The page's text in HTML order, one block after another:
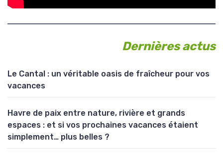
Dernières actus
Le Cantal : un véritable oasis de fraîcheur pour vos
vacances
Havre de paix entre nature, rivière et grands
espaces : et si vos prochaines vacances étaient
simplement… plus belles ?